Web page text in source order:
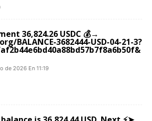
36,824.26 USDC 💰→
BALANCE-3682444-USD-04-21-3?
de 2026 En 11:19